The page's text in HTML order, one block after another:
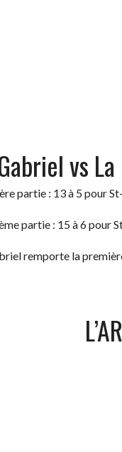
vs
partie : 13 à 5 pour
partie : 15 à 6 pour
remporte la